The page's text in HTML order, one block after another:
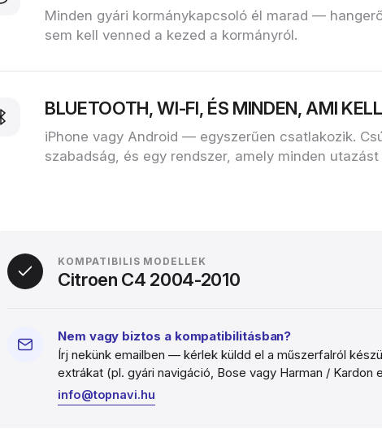
Minden gyári kormánykapcsoló él marad —
sem kell venned a kezed a kormányról.
BLUETOOTH, WI‑FI, ÉS MINDEN, AMI
iPhone vagy Android — egyszerűen csatlakozik.
szabadság, és egy rendszer, amely minden
KOMPATIBILIS MODELLEK
Citroen C4 2004-2010
Nem vagy biztos a kompatibilitásban?
Írj nekünk emailben — kérlek küldd el a műszerfalról
extrákat (pl. gyári navigáció, Bose vagy Harman /
info@topnavi.hu